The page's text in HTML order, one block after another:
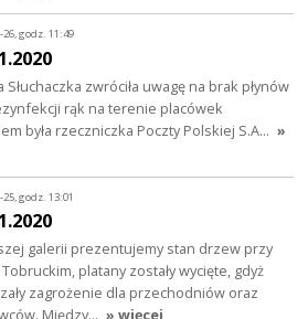
26, godz. 11:49
Słuchaczka zwróciła uwagę na brak płynów
rąk na terenie placówek
była rzeczniczka Poczty Polskiej S.A… »
25, godz. 13:01
galerii prezentujemy stan drzew przy
platany zostały wycięte, gdyż
zagrożenie dla przechodniów oraz
Między… » więcej